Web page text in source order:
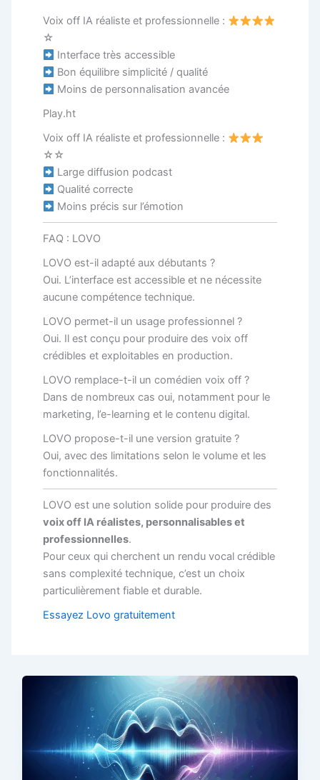
Voix off IA réaliste et professionnelle :
☆
Interface très accessible
Bon équilibre simplicité / qualité
Moins de personnalisation avancée
Play.ht
Voix off IA réaliste et professionnelle :
☆☆
Large diffusion podcast
Qualité correcte
Moins précis sur l’émotion
FAQ : LOVO
LOVO est-il adapté aux débutants ?
Oui. L’interface est accessible et ne nécessite
aucune compétence technique.
LOVO permet-il un usage professionnel ?
Oui. Il est conçu pour produire des voix off
crédibles et exploitables en production.
LOVO remplace-t-il un comédien voix off ?
Dans de nombreux cas oui, notamment pour le
marketing, l’e-learning et le contenu digital.
LOVO propose-t-il une version gratuite ?
Oui, avec des limitations selon le volume et les
fonctionnalités.
LOVO est une solution solide pour produire des
voix off IA réalistes, personnalisables et
professionnelles.
Pour ceux qui cherchent un rendu vocal crédible
sans complexité technique, c’est un choix
particulièrement fiable et durable.
Essayez Lovo gratuitement